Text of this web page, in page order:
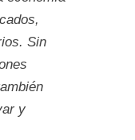
Sin
y